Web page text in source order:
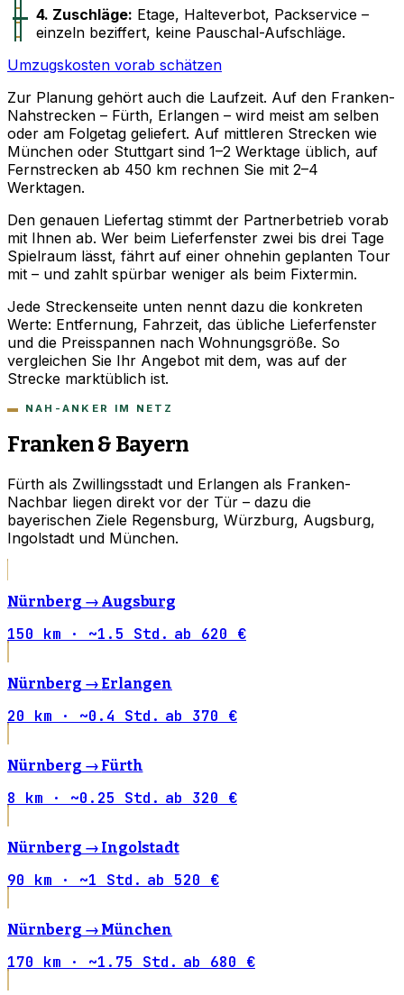
4. Zuschläge: Etage, Halteverbot, Packservice –
einzeln beziffert, keine Pauschal-Aufschläge.
Umzugskosten vorab schätzen
Zur Planung gehört auch die Laufzeit. Auf den Franken-
Nahstrecken – Fürth, Erlangen – wird meist am selben
oder am Folgetag geliefert. Auf mittleren Strecken wie
München oder Stuttgart sind 1–2 Werktage üblich, auf
Fernstrecken ab 450 km rechnen Sie mit 2–4
Werktagen.
Den genauen Liefertag stimmt der Partnerbetrieb vorab
mit Ihnen ab. Wer beim Lieferfenster zwei bis drei Tage
Spielraum lässt, fährt auf einer ohnehin geplanten Tour
mit – und zahlt spürbar weniger als beim Fixtermin.
Jede Streckenseite unten nennt dazu die konkreten
Werte: Entfernung, Fahrzeit, das übliche Lieferfenster
und die Preisspannen nach Wohnungsgröße. So
vergleichen Sie Ihr Angebot mit dem, was auf der
Strecke marktüblich ist.
NAH-ANKER IM NETZ
Franken & Bayern
Fürth als Zwillingsstadt und Erlangen als Franken-
Nachbar liegen direkt vor der Tür – dazu die
bayerischen Ziele Regensburg, Würzburg, Augsburg,
Ingolstadt und München.
Nürnberg → Augsburg
150 km · ~1.5 Std. ab 620 €
Nürnberg → Erlangen
20 km · ~0.4 Std. ab 370 €
Nürnberg → Fürth
8 km · ~0.25 Std. ab 320 €
Nürnberg → Ingolstadt
90 km · ~1 Std. ab 520 €
Nürnberg → München
170 km · ~1.75 Std. ab 680 €